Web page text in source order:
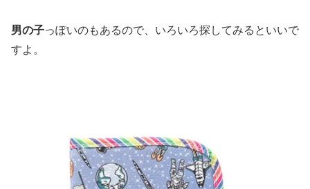
男の子っぽいのもあるので、いろいろ探してみるといいで
すよ。